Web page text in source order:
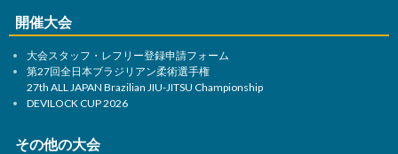
ョ
ン
開催大会
大会スタッフ・レフリー登録申請フォーム
第27回全日本ブラジリアン柔術選手権
27th ALL JAPAN Brazilian JIU-JITSU Championship
DEVILOCK CUP 2026
その他の大会